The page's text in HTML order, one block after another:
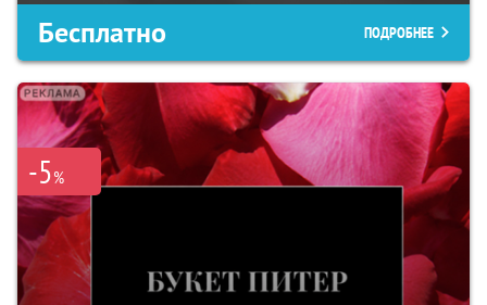
Бесплатно ПОДРОБНЕЕ
-5%